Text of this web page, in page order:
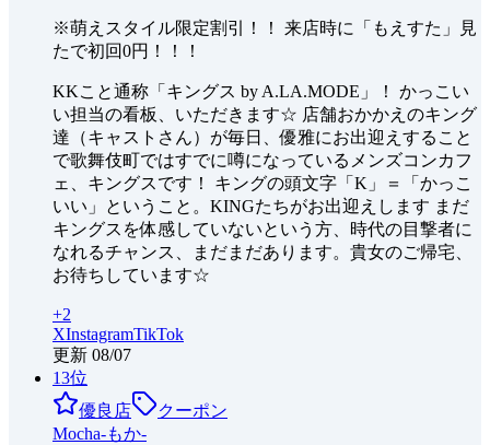
※萌えスタイル限定割引！！ 来店時に「もえすた」見
たで初回0円！！！
KKこと通称「キングス by A.LA.MODE」！ かっこい
い担当の看板、いただきます☆ 店舗おかかえのキング
達（キャストさん）が毎日、優雅にお出迎えすること
で歌舞伎町ではすでに噂になっているメンズコンカフ
ェ、キングスです！ キングの頭文字「K」＝「かっこ
いい」ということ。KINGたちがお出迎えします まだ
キングスを体感していないという方、時代の目撃者に
なれるチャンス、まだまだあります。貴女のご帰宅、
お待ちしています☆
+2
XInstagramTikTok
更新 08/07
13位
優良店
クーポン
Mocha-もか-